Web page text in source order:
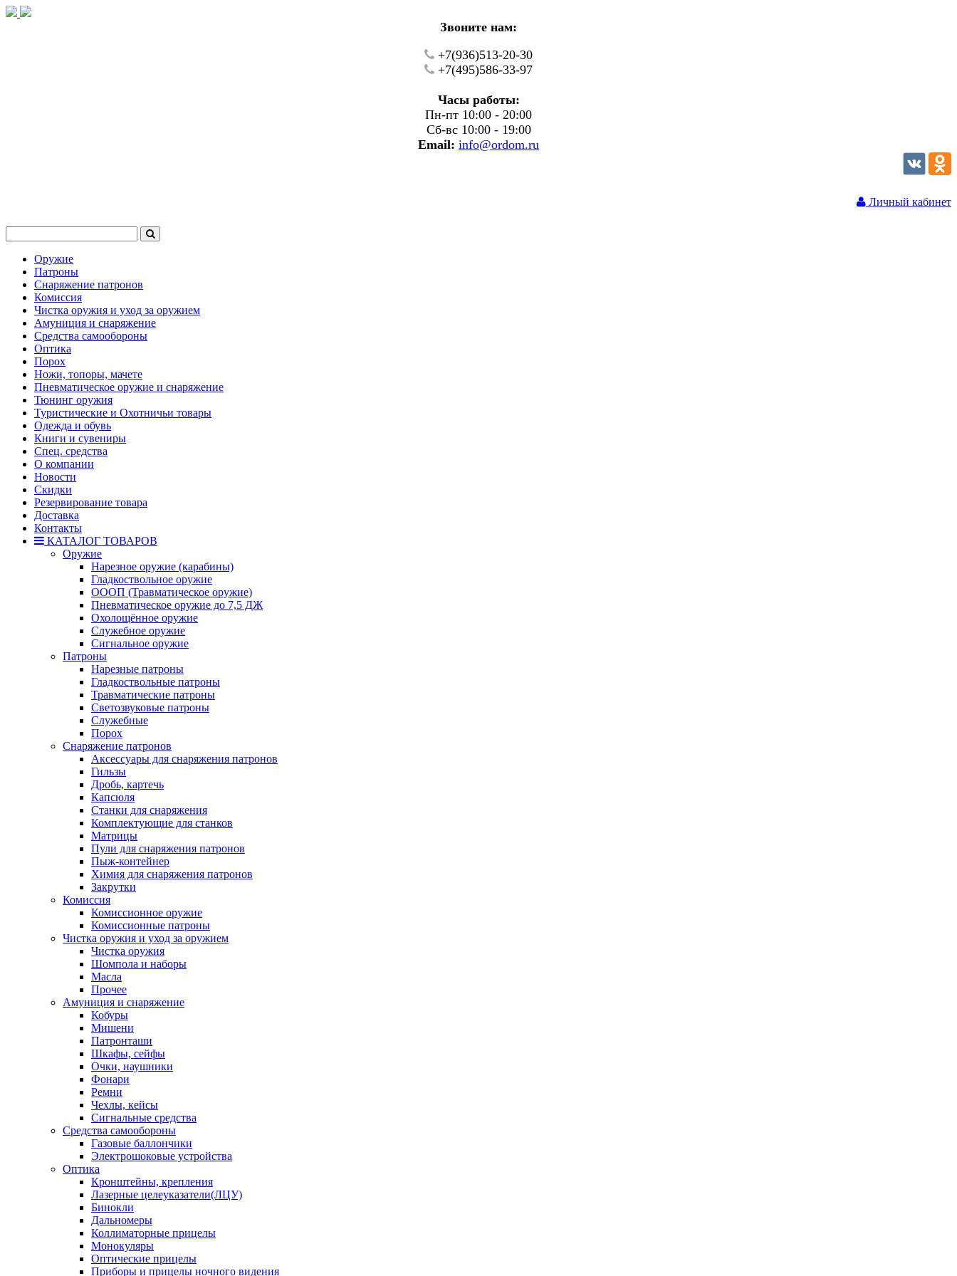
Звоните нам:
+7(936)513-20-30
+7(495)586-33-97
Часы работы:
Пн-пт 10:00 - 20:00
Сб-вс 10:00 - 19:00
Email: info@ordom.ru
Личный кабинет
Оружие
Патроны
Снаряжение патронов
Комиссия
Чистка оружия и уход за оружием
Амуниция и снаряжение
Средства самообороны
Оптика
Порох
Ножи, топоры, мачете
Пневматическое оружие и снаряжение
Тюнинг оружия
Туристические и Охотничьи товары
Одежда и обувь
Книги и сувениры
Спец. средства
О компании
Новости
Скидки
Резервирование товара
Доставка
Контакты
КАТАЛОГ ТОВАРОВ
Оружие
Нарезное оружие (карабины)
Гладкоствольное оружие
ОООП (Травматическое оружие)
Пневматическое оружие до 7,5 ДЖ
Охолощённое оружие
Служебное оружие
Сигнальное оружие
Патроны
Нарезные патроны
Гладкоствольные патроны
Травматические патроны
Светозвуковые патроны
Служебные
Порох
Снаряжение патронов
Аксессуары для снаряжения патронов
Гильзы
Дробь, картечь
Капсюля
Станки для снаряжения
Комплектующие для станков
Матрицы
Пули для снаряжения патронов
Пыж-контейнер
Химия для снаряжения патронов
Закрутки
Комиссия
Комиссионное оружие
Комиссионные патроны
Чистка оружия и уход за оружием
Чистка оружия
Шомпола и наборы
Масла
Прочее
Амуниция и снаряжение
Кобуры
Мишени
Патронташи
Шкафы, сейфы
Очки, наушники
Фонари
Ремни
Чехлы, кейсы
Сигнальные средства
Средства самообороны
Газовые баллончики
Электрошоковые устройства
Оптика
Кронштейны, крепления
Лазерные целеуказатели(ЛЦУ)
Бинокли
Дальномеры
Коллиматорные прицелы
Монокуляры
Оптические прицелы
Приборы и прицелы ночного видения